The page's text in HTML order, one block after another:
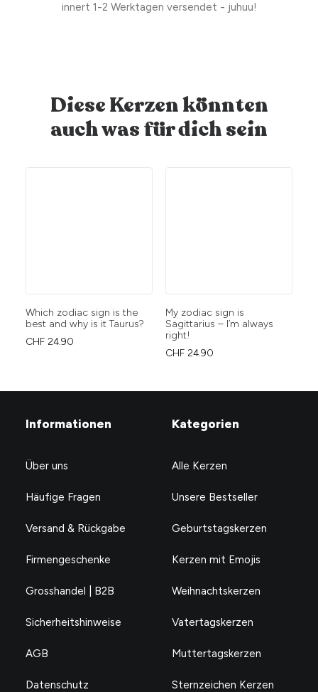
innert 1-2 Werktagen versendet - juhuu!
Diese Kerzen könnten
auch was für dich sein
Which zodiac sign is the
best and why is it Taurus?
CHF 24.90
My zodiac sign is
Sagittarius – I’m always
right!
CHF 24.90
Informationen
Über uns
Häufige Fragen
Versand & Rückgabe
Firmengeschenke
Grosshandel | B2B
Sicherheitshinweise
AGB
Datenschutz
Kategorien
Alle Kerzen
Unsere Bestseller
Geburtstagskerzen
Kerzen mit Emojis
Weihnachtskerzen
Vatertagskerzen
Muttertagskerzen
Sternzeichen Kerzen